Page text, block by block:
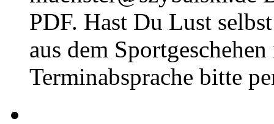
PDF. Hast Du Lust
aus dem
Terminabsprache bitte